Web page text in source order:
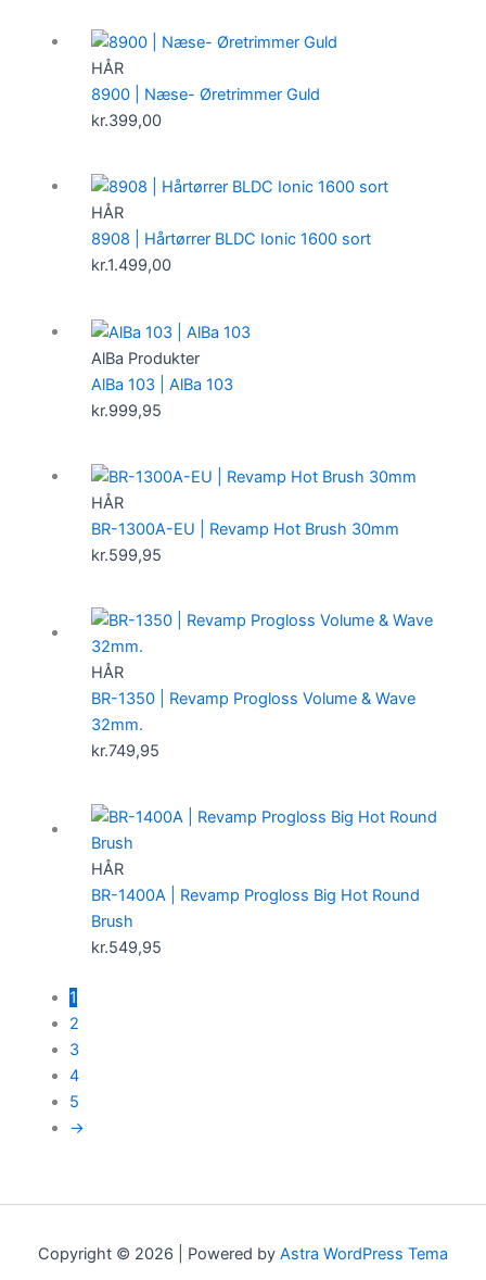
HÅR
8900 | Næse- Øretrimmer Guld
kr.399,00
HÅR
8908 | Hårtørrer BLDC Ionic 1600 sort
kr.1.499,00
AlBa Produkter
AlBa 103 | AlBa 103
kr.999,95
HÅR
BR-1300A-EU | Revamp Hot Brush 30mm
kr.599,95
HÅR
BR-1350 | Revamp Progloss Volume & Wave
32mm.
kr.749,95
HÅR
BR-1400A | Revamp Progloss Big Hot Round
Brush
kr.549,95
1
2
3
4
5
→
Copyright © 2026 | Powered by Astra WordPress Tema